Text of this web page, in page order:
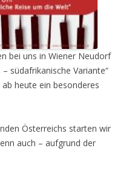
bei uns in Wiener Neudorf
südafrikanische Variante“
heute ein besonderes
Österreichs starten wir
auch – aufgrund der